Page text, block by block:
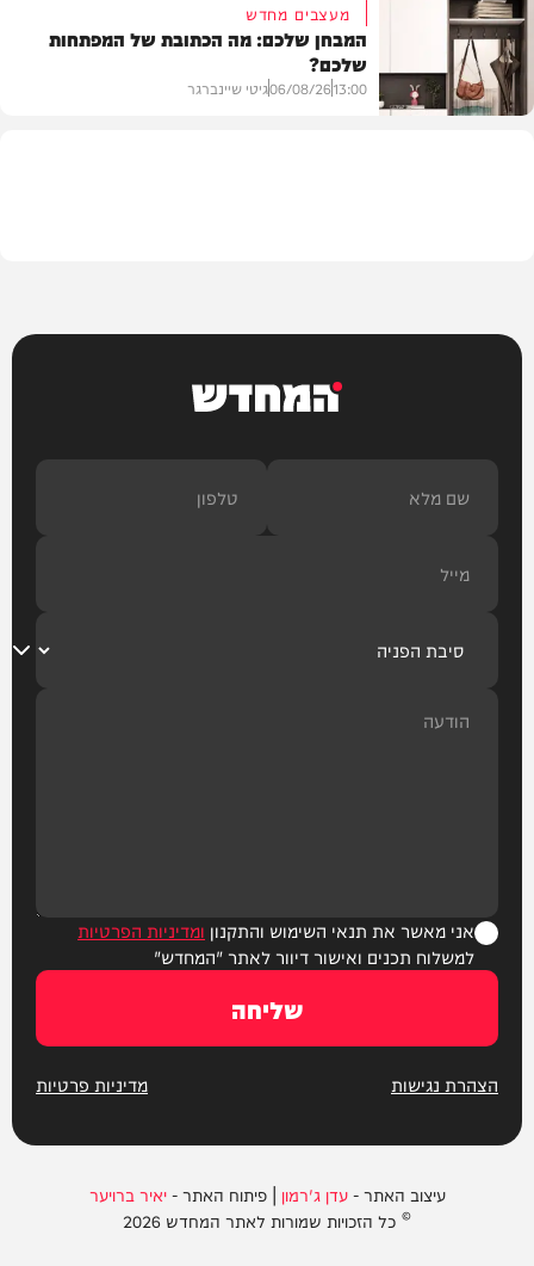
חרדים
מעצבים מחדש
המבחן שלכם: מה הכתובת של המפתחות
שלכם?
13:00
06/08/26גיטי שיינברגר
המחדש
אני מאשר את תנאי השימוש והתקנון ומדיניות הפרטיות
למשלוח תכנים ואישור דיוור לאתר "המחדש"
שליחה
הצהרת נגישות מדיניות פרטיות
עיצוב האתר -עדן ג'רמון | פיתוח האתר -יאיר ברויער
© כל הזכויות שמורות לאתר המחדש 2026